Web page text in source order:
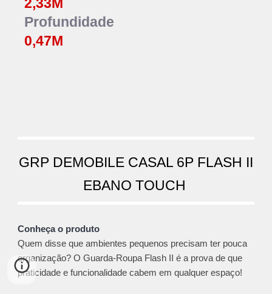
Profundidade
0,47M
GRP DEMOBILE CASAL 6P FLASH II
EBANO TOUCH
Conheça o produto
Quem disse que ambientes pequenos precisam ter pouca
organização? O Guarda-Roupa Flash II é a prova de que
praticidade e funcionalidade cabem em qualquer espaço!